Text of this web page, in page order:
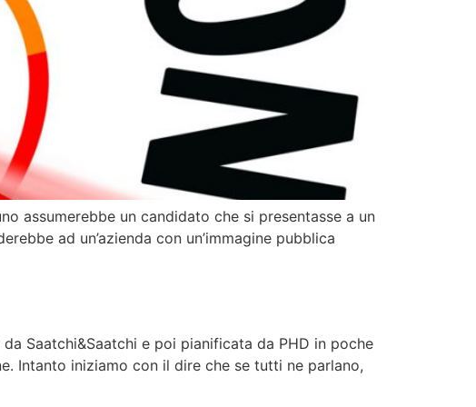
assumerebbe un candidato che si presentasse a un
ad un’azienda con un’immagine pubblica
Saatchi&Saatchi e poi pianificata da PHD in poche
Intanto iniziamo con il dire che se tutti ne parlano,